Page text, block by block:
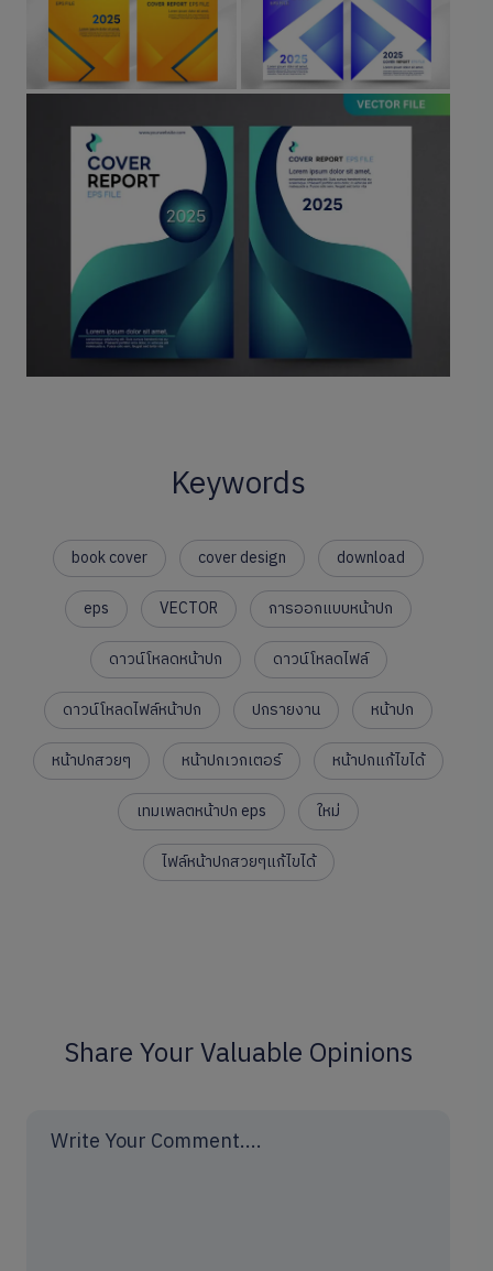
Keywords
book cover cover design
download
eps
VECTOR
การออกแบบหน้าปก
ดาวน์โหลดหน้าปก
ดาวน์โหลดไฟล์
ดาวน์โหลดไฟล์หน้าปก
ปกรายงาน
หน้าปก
หน้าปกสวยๆ
หน้าปกเวกเตอร์
หน้าปกแก้ไขได้
เทมเพลตหน้าปก eps
ใหม่
ไฟล์หน้าปกสวยๆแก้ไขได้
Share Your Valuable Opinions